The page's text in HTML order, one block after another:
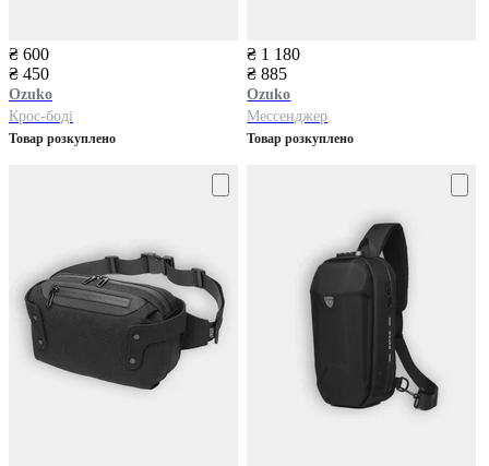
₴ 600
₴ 450
Ozuko
Крос-боді
Товар розкуплено
₴ 1 180
₴ 885
Ozuko
Мессенджер
Товар розкуплено